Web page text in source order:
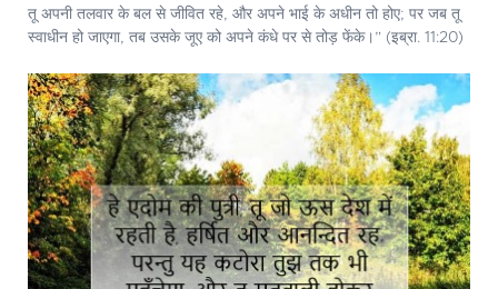
तू अपनी तलवार के बल से जीवित रहे, और अपने भाई के अधीन तो होए; पर जब तू
स्वाधीन हो जाएगा, तब उसके जूए को अपने कंधे पर से तोड़ फेंके।” (इब्रा. 11:20)